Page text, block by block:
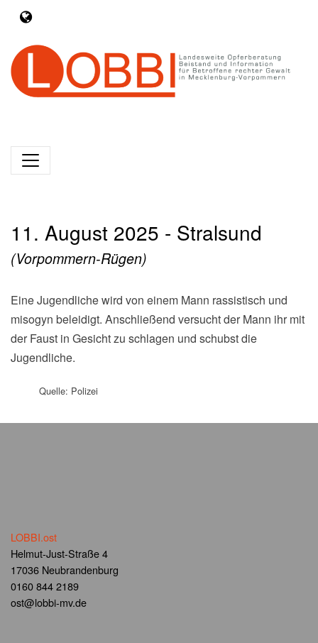
11. August 2025 - Stralsund
(Vorpommern-Rügen)
Eine Jugendliche wird von einem Mann rassistisch und
misogyn beleidigt. Anschließend versucht der Mann ihr mit
der Faust in Gesicht zu schlagen und schubst die
Jugendliche.
Quelle: Polizei
LOBBI.ost
Helmut-Just-Straße 4
17036 Neubrandenburg
0160 844 2189
ost@lobbi-mv.de